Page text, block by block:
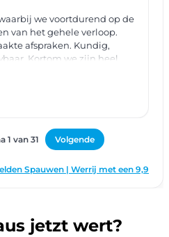
jetzt wert?